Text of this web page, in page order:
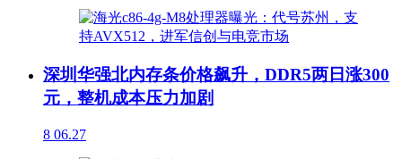
深圳华强北内存条价格飙升，DDR5两日涨300
元，整机成本压力加剧
8 06.27